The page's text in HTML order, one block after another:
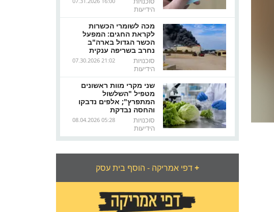
הידיעות
מכה לשומרי הכשרות
לקראת החגים: המפעל
הכשר הגדול בארה"ב
נחרב בשריפה ענקית
07.30.2026 21:02
סוכנויות
הידיעות
שני מקרי מוות ראשונים
מטפיל "השלשול
המתפרץ"; אלפים נדבקו
והחסה נבדקת
08.04.2026 05:28
סוכנויות
הידיעות
דפי אמריקה - הוסף בית עסק+